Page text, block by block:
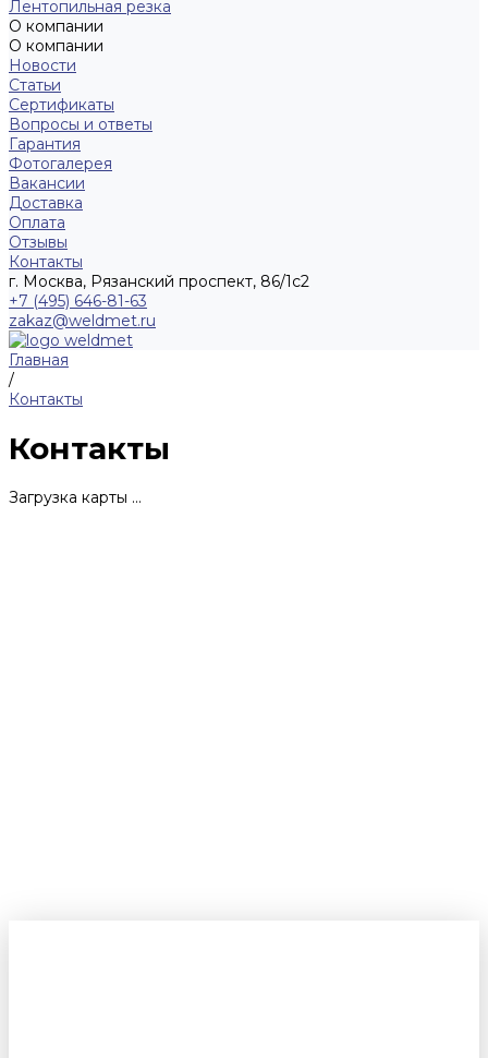
Лентопильная резка
О компании
О компании
Новости
Статьи
Сертификаты
Вопросы и ответы
Гарантия
Фотогалерея
Вакансии
Доставка
Оплата
Отзывы
Контакты
г. Москва, Рязанский проспект, 86/1с2
+7 (495) 646-81-63
zakaz@weldmet.ru
Главная
/
Контакты
Контакты
Загрузка карты ...